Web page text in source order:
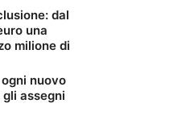
dal
una
milione di
nuovo
assegni